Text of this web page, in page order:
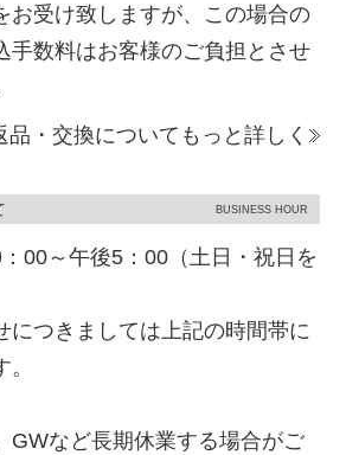
お受け致しますが、この場合の
手数料はお客様のご負担とさせ
品・交換についてもっと詳しく
BUSINESS HOUR
00～午後5：00（土日・祝日を
につきましては上記の時間帯に
GWなど長期休業する場合がご